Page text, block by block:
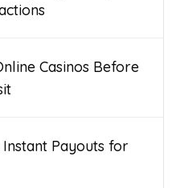
Casinos Before
Instant Payouts for